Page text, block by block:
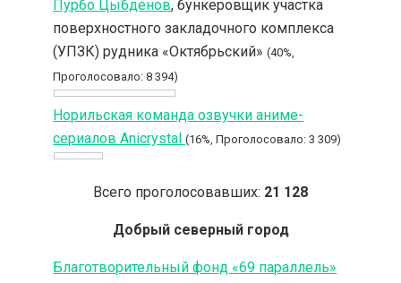
Пурбо Цыбденов, бункеровщик участка
поверхностного закладочного комплекса
(УПЗК) рудника «Октябрьский»(40%,
Проголосовало: 8 394)
Норильская команда озвучки аниме-
сериалов Anicrystal(16%, Проголосовало: 3 309)
Всего проголосовавших: 21 128
Добрый северный город
Благотворительный фонд «69 параллель»